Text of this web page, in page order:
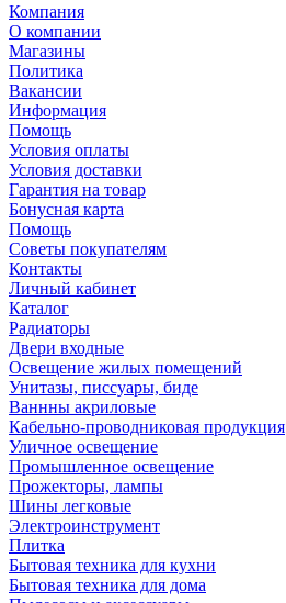
Компания
О компании
Магазины
Политика
Вакансии
Информация
Помощь
Условия оплаты
Условия доставки
Гарантия на товар
Бонусная карта
Помощь
Советы покупателям
Контакты
Личный кабинет
Каталог
Радиаторы
Двери входные
Освещение жилых помещений
Унитазы, писсуары, биде
Ваннны акриловые
Кабельно-проводниковая продукция
Уличное освещение
Промышленное освещение
Прожекторы, лампы
Шины легковые
Электроинструмент
Плитка
Бытовая техника для кухни
Бытовая техника для дома